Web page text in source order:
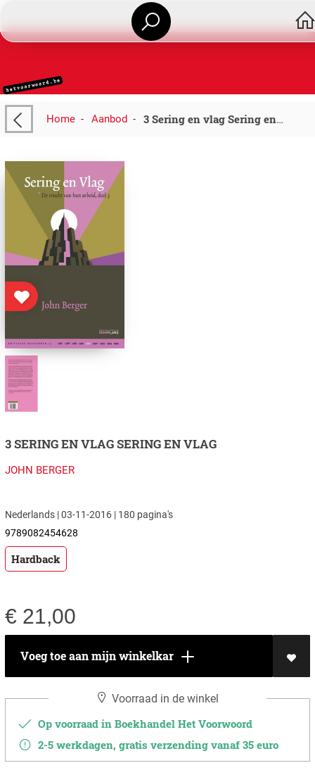
Home- Aanbod- 3 Sering en vlag Sering en Vlag
3 SERING EN VLAG SERING EN VLAG
JOHN BERGER
Nederlands | 03-11-2016 | 180 pagina's
9789082454628
Hardback
€ 21,00
Voeg toe aan mijn winkelkar
Voorraad in de winkel
Op voorraad in Boekhandel Het Voorwoord
2-5 werkdagen, gratis verzending vanaf 35 euro